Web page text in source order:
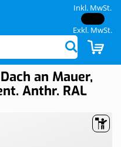
SuchenCART
Inkl. MwSt.
Exkl. MwSt.
an Mauer,
Anthr. RAL